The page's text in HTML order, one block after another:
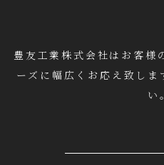
豊友工業株式会社はお客様
ーズに幅広くお応え致しま
い。